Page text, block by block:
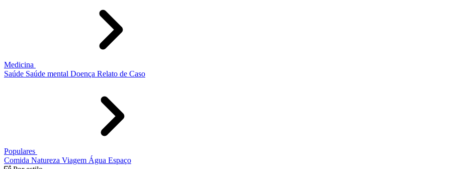
Medicina
Saúde Saúde mental Doença Relato de Caso
Populares
Comida Natureza Viagem Água Espaço